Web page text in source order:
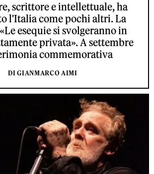
scrittore e intellettuale, ha
l'Italia come pochi altri. La
esequie si svolgeranno in
privata». A settembre
commemorativa
DI GIANMARCO AIMI